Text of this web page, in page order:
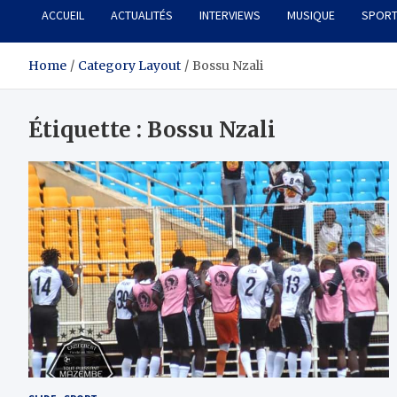
ACCUEIL ACTUALITÉS INTERVIEWS MUSIQUE SPORT
Home Category Layout Bossu Nzali
Étiquette : Bossu Nzali